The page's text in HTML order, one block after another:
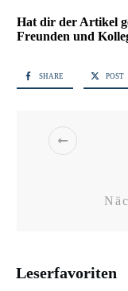
Hat dir der Artikel
Freunden und
SHARE POST
Leserfavoriten